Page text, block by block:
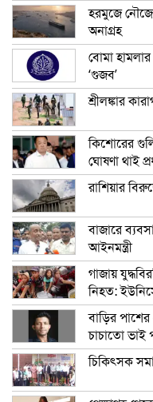
হরমুজে
অনাগ্রহ
বোমা
‘গুজব’
শ্রীলঙ্কার
কিশোরের
ঘোষণা থাই
রাশিয়ার
বাজারে
আইনমন্ত্রী
গাজায়
নিহত:
বাড়ির
চাচাতো
চিকিৎসক